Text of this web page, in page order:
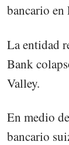
bancario en
La entidad
Bank
Valley.
En medio
bancario